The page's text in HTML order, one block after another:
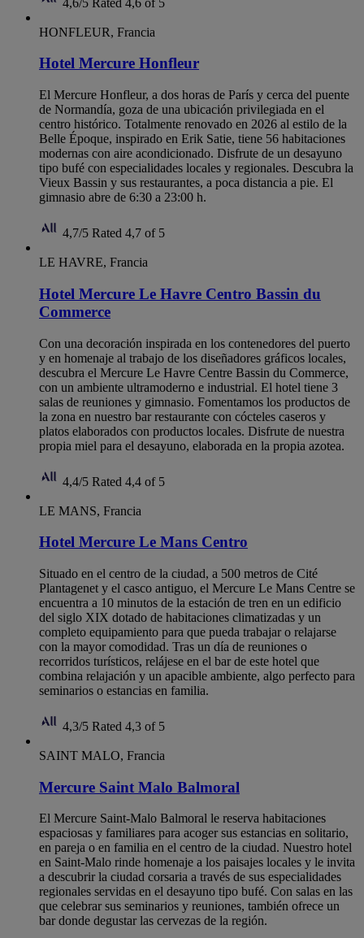
HONFLEUR, Francia
Hotel Mercure Honfleur
El Mercure Honfleur, a dos horas de París y cerca del puente
de Normandía, goza de una ubicación privilegiada en el
centro histórico. Totalmente renovado en 2026 al estilo de la
Belle Époque, inspirado en Erik Satie, tiene 56 habitaciones
modernas con aire acondicionado. Disfrute de un desayuno
tipo bufé con especialidades locales y regionales. Descubra la
Vieux Bassin y sus restaurantes, a poca distancia a pie. El
gimnasio abre de 6:30 a 23:00 h.
4,7/5 Rated 4,7 of 5
LE HAVRE, Francia
Hotel Mercure Le Havre Centro Bassin du
Commerce
Con una decoración inspirada en los contenedores del puerto
y en homenaje al trabajo de los diseñadores gráficos locales,
descubra el Mercure Le Havre Centre Bassin du Commerce,
con un ambiente ultramoderno e industrial. El hotel tiene 3
salas de reuniones y gimnasio. Fomentamos los productos de
la zona en nuestro bar restaurante con cócteles caseros y
platos elaborados con productos locales. Disfrute de nuestra
propia miel para el desayuno, elaborada en la propia azotea.
4,4/5 Rated 4,4 of 5
LE MANS, Francia
Hotel Mercure Le Mans Centro
Situado en el centro de la ciudad, a 500 metros de Cité
Plantagenet y el casco antiguo, el Mercure Le Mans Centre se
encuentra a 10 minutos de la estación de tren en un edificio
del siglo XIX dotado de habitaciones climatizadas y un
completo equipamiento para que pueda trabajar o relajarse
con la mayor comodidad. Tras un día de reuniones o
recorridos turísticos, relájese en el bar de este hotel que
combina relajación y un apacible ambiente, algo perfecto para
seminarios o estancias en familia.
4,3/5 Rated 4,3 of 5
SAINT MALO, Francia
Mercure Saint Malo Balmoral
El Mercure Saint-Malo Balmoral le reserva habitaciones
espaciosas y familiares para acoger sus estancias en solitario,
en pareja o en familia en el centro de la ciudad. Nuestro hotel
en Saint-Malo rinde homenaje a los paisajes locales y le invita
a descubrir la ciudad corsaria a través de sus especialidades
regionales servidas en el desayuno tipo bufé. Con salas en las
que celebrar sus seminarios y reuniones, también ofrece un
bar donde degustar las cervezas de la región.